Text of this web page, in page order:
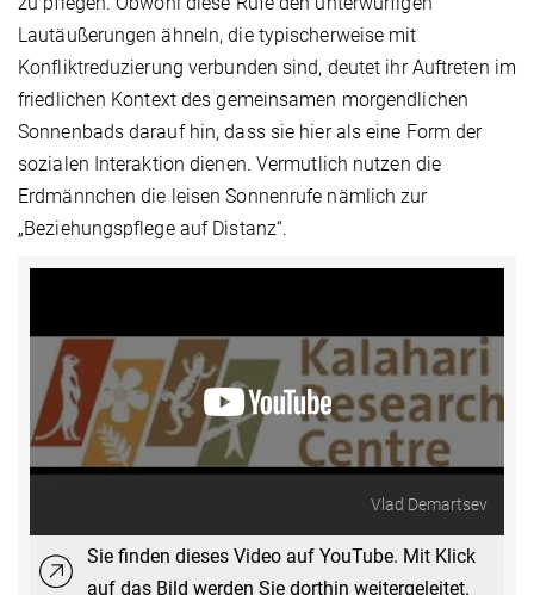
Lautäußerungen ähneln, die typischerweise mit
Konfliktreduzierung verbunden sind, deutet ihr Auftreten im
friedlichen Kontext des gemeinsamen morgendlichen
Sonnenbads darauf hin, dass sie hier als eine Form der
sozialen Interaktion dienen. Vermutlich nutzen die
Erdmännchen die leisen Sonnenrufe nämlich zur
„Beziehungspflege auf Distanz“.
Vlad Demartsev
Sie finden dieses Video auf YouTube. Mit Klick
auf das Bild werden Sie dorthin weitergeleitet.